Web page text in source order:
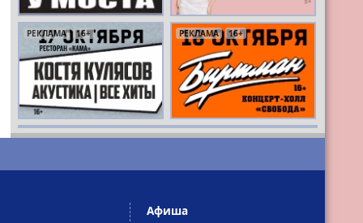
РЕКЛАМА 16+ РЕКЛАМА 16+
Афиша